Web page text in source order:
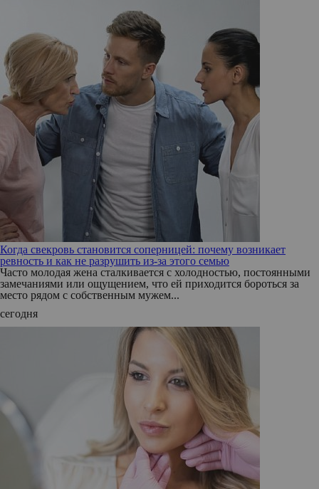
Когда свекровь становится соперницей: почему возникает
ревность и как не разрушить из-за этого семью
Часто молодая жена сталкивается с холодностью, постоянными
замечаниями или ощущением, что ей приходится бороться за
место рядом с собственным мужем...
сегодня